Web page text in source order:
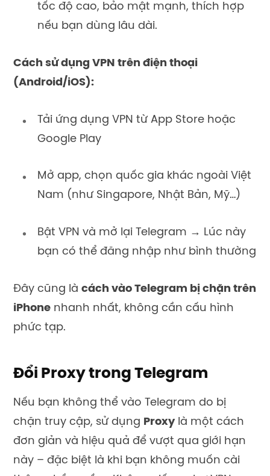
tốc độ cao, bảo mật mạnh, thích hợp
nếu bạn dùng lâu dài.
Cách sử dụng VPN trên điện thoại
(Android/iOS):
Tải ứng dụng VPN từ App Store hoặc
Google Play
Mở app, chọn quốc gia khác ngoài Việt
Nam (như Singapore, Nhật Bản, Mỹ…)
Bật VPN và mở lại Telegram → Lúc này
bạn có thể đăng nhập như bình thường
Đây cũng là cách vào Telegram bị chặn trên
iPhone nhanh nhất, không cần cấu hình
phức tạp.
Đổi Proxy trong Telegram
Nếu bạn không thể vào Telegram do bị
chặn truy cập, sử dụng Proxylà một cách
đơn giản và hiệu quả để vượt qua giới hạn
này – đặc biệt là khi bạn không muốn cài